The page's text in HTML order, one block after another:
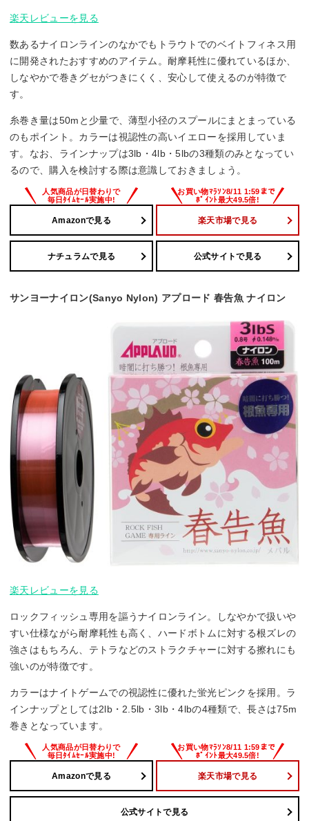
楽天レビューを見る
数あるナイロンラインのなかでもトラウトでのベイトフィネス用
に開発されたおすすめのアイテム。耐摩耗性に優れているほか、
しなやかで巻きグセがつきにくく、安心して使えるのが特徴で
す。
糸巻き量は50mと少量で、薄型小径のスプールにまとまっている
のもポイント。カラーは視認性の高いイエローを採用していま
す。なお、ラインナップは3lb・4lb・5lbの3種類のみとなってい
るので、購入を検討する際は意識しておきましょう。
Amazonで見る 楽天市場で見る
ナチュラムで見る 公式サイトで見る
サンヨーナイロン(Sanyo Nylon) アプロード 春告魚 ナイロン
楽天レビューを見る
ロックフィッシュ専用を謳うナイロンライン。しなやかで扱いや
すい仕様ながら耐摩耗性も高く、ハードボトムに対する根ズレの
強さはもちろん、テトラなどのストラクチャーに対する擦れにも
強いのが特徴です。
カラーはナイトゲームでの視認性に優れた蛍光ピンクを採用。ラ
インナップとしては2lb・2.5lb・3lb・4lbの4種類で、長さは75m
巻きとなっています。
Amazonで見る 楽天市場で見る
公式サイトで見る